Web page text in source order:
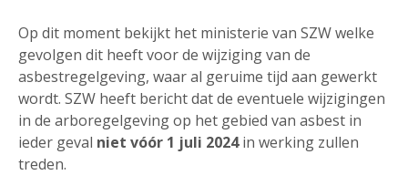
Op dit moment bekijkt het ministerie van SZW welke
gevolgen dit heeft voor de wijziging van de
asbestregelgeving, waar al geruime tijd aan gewerkt
wordt. SZW heeft bericht dat de eventuele wijzigingen
in de arboregelgeving op het gebied van asbest in
ieder geval niet vóór 1 juli 2024in werking zullen
treden.